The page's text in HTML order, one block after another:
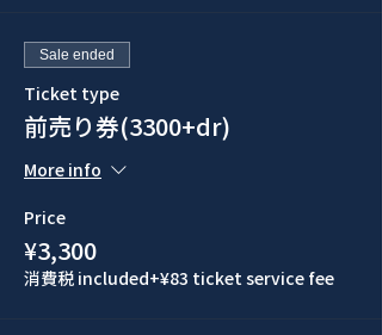
Sale ended
Ticket type
前売り券(3300+dr)
More info
Price
¥3,300
消費税 included+¥83 ticket service fee